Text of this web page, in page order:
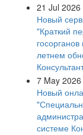
21 Jul 2026
Новый
"Краткий
летнем
7 May 2026
Новый
системе